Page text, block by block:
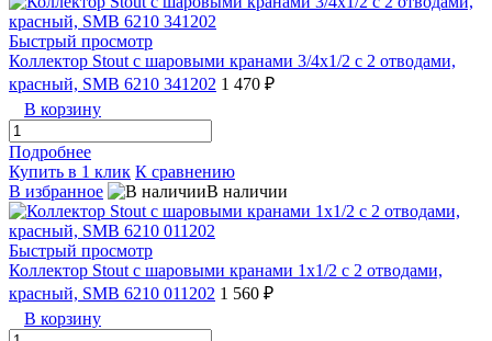
Быстрый просмотр
Коллектор Stout с шаровыми кранами 3/4x1/2 с 2 отводами,
красный, SMB 6210 341202 1 470 ₽
В корзину
Подробнее
Купить в 1 клик К сравнению
В избранное
В наличии
Быстрый просмотр
Коллектор Stout с шаровыми кранами 1x1/2 с 2 отводами,
красный, SMB 6210 011202 1 560 ₽
В корзину